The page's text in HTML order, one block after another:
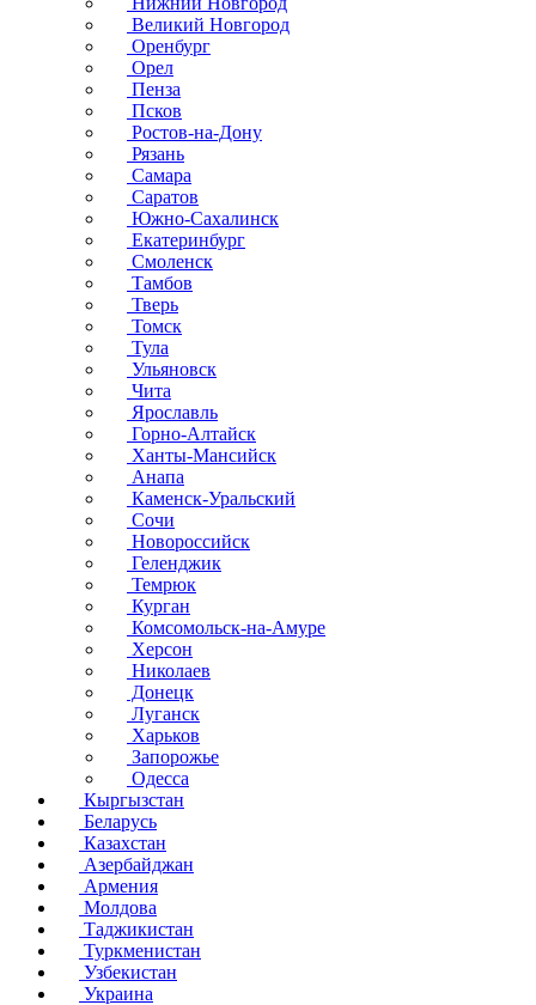
Великий Новгород
Оренбург
Орел
Пенза
Псков
Ростов-на-Дону
Рязань
Самара
Саратов
Южно-Сахалинск
Екатеринбург
Смоленск
Тамбов
Тверь
Томск
Тула
Ульяновск
Чита
Ярославль
Горно-Алтайск
Ханты-Мансийск
Анапа
Каменск-Уральский
Сочи
Новороссийск
Геленджик
Темрюк
Курган
Комсомольск-на-Амуре
Херсон
Николаев
Донецк
Луганск
Харьков
Запорожье
Одесса
Кыргызстан
Беларусь
Казахстан
Азербайджан
Армения
Молдова
Таджикистан
Туркменистан
Узбекистан
Украина